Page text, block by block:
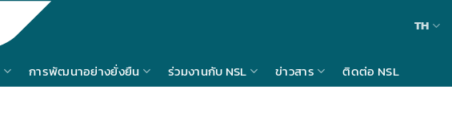
TH
การพัฒนาอย่างยั่งยืน ร่วมงานกับ NSL ข่าวสาร ติดต่อ NSL